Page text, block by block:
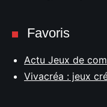
Favoris
Actu Jeux de
Vivacréa : jeux